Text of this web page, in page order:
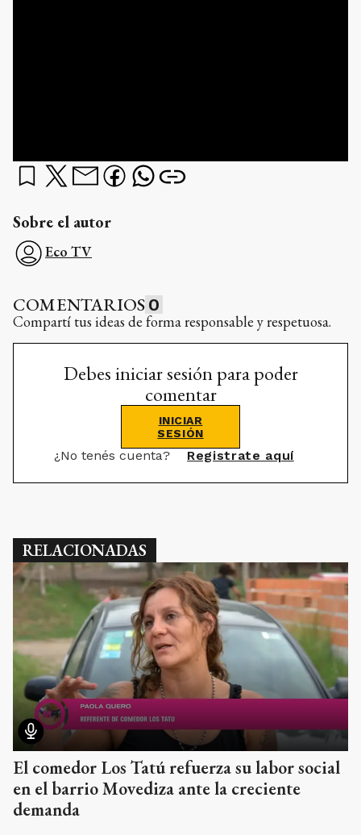
Sobre el autor
Eco TV
COMENTARIOS 0
Compartí tus ideas de forma responsable y respetuosa.
Debes iniciar sesión para poder
comentar
INICIAR
SESIÓN
¿No tenés cuenta? Registrate aquí
RELACIONADAS
El comedor Los Tatú refuerza su labor social
en el barrio Movediza ante la creciente
demanda